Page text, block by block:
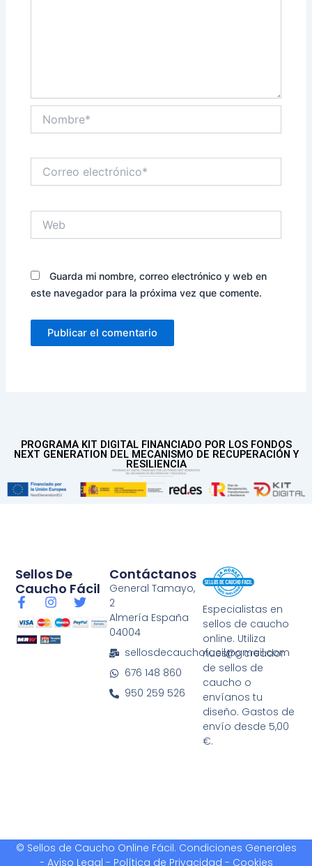
electrónico*
Guarda mi nombre, correo electrónico y web en
este navegador para la próxima vez que comente.
PROGRAMA KIT DIGITAL FINANCIADO POR LOS FONDOS
NEXT GENERATION DEL MECANISMO DE RECUPERACIÓN Y
RESILIENCIA
Especialistas en
sellos de caucho
online. Utiliza
nuestro creador
de sellos de
caucho o
envíanos tu
diseño. Gastos de
envío desde 5,00
€.
Contáctanos
General Tamayo,
2
Almería España
04004
sellosdecauchofacil@gmail.com
676 148 860
950 259 526
Sellos De
Caucho Fácil
F
a
c
e
I
s
t
T
i
© Sellos de Caucho Online Fácil. Condiciones Generales
- Aviso Legal - Política de Privacidad - Cookies